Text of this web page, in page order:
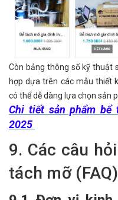
Còn bảng thông số kỹ thuật
hợp dựa trên các mẫu thiết
có thể dễ dàng lựa chọn sản
Chi tiết sản phẩm
2025
9. Các câu
tách mỡ (FAQ)